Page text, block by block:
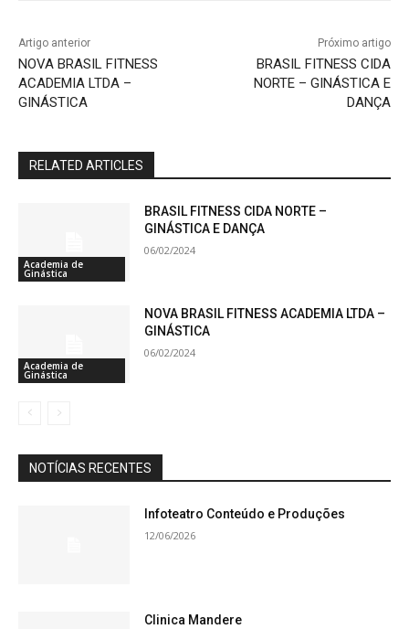
Artigo anterior
NOVA BRASIL FITNESS
ACADEMIA LTDA –
GINÁSTICA
Próximo artigo
BRASIL FITNESS CIDA
NORTE – GINÁSTICA E
DANÇA
RELATED ARTICLES
Academia de
Ginástica
BRASIL FITNESS CIDA NORTE –
GINÁSTICA E DANÇA
06/02/2024
Academia de
Ginástica
NOVA BRASIL FITNESS ACADEMIA LTDA –
GINÁSTICA
06/02/2024
NOTÍCIAS RECENTES
Infoteatro Conteúdo e Produções
12/06/2026
Clinica Mandere